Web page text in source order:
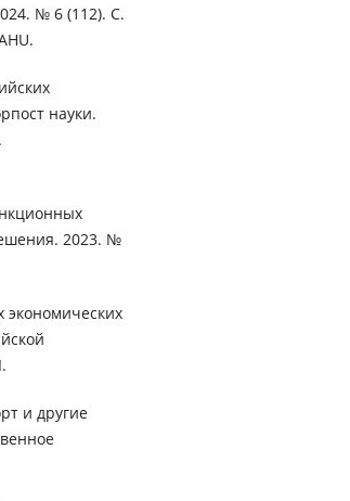
№ 6 (112). С.
науки.
2023. №
и другие